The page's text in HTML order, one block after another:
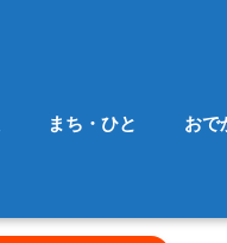
まち・ひと おで